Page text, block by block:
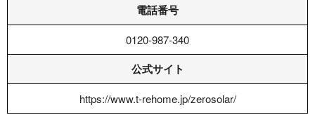
電話番号
0120-987-340
公式サイト
https://www.t-rehome.jp/zerosolar/